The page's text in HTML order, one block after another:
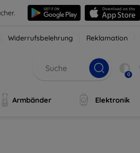
Widerrufsbelehrung Reklamation
0
Armbänder Elektronik